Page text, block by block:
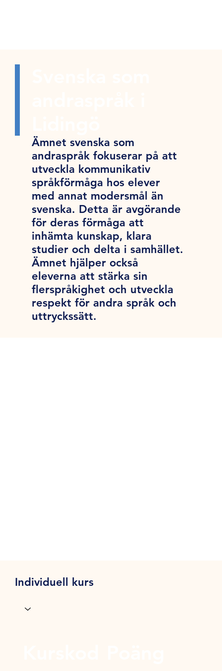
Ämnet svenska som
andraspråk fokuserar på att
utveckla kommunikativ
språkförmåga hos elever
med annat modersmål än
svenska. Detta är avgörande
för deras förmåga att
inhämta kunskap, klara
studier och delta i samhället.
Ämnet hjälper också
eleverna att stärka sin
flerspråkighet och utveckla
respekt för andra språk och
uttryckssätt.
Individuell kurs